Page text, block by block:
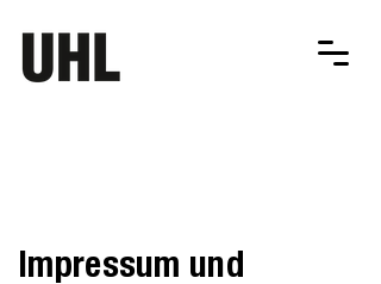
Impressum und